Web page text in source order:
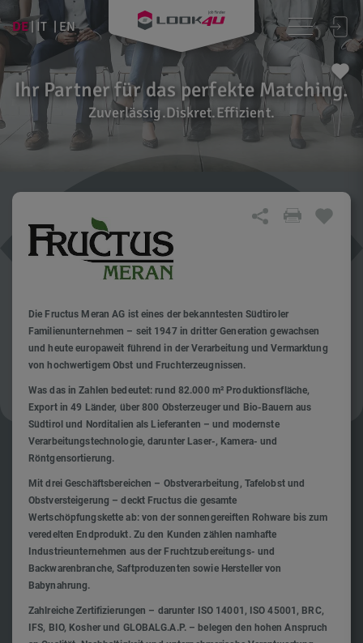
DE IT EN
Ihr Partner für das perfekte Matching.
Zuverlässig.Diskret.Effizient.
Die Fructus Meran AG ist eines der bekanntesten Südtiroler
Familienunternehmen – seit 1947 in dritter Generation gewachsen
und heute europaweit führend in der Verarbeitung und Vermarktung
von hochwertigem Obst und Fruchterzeugnissen.
Was das in Zahlen bedeutet: rund 82.000 m² Produktionsfläche,
Export in 49 Länder, über 800 Obsterzeuger und Bio-Bauern aus
Südtirol und Norditalien als Lieferanten – und modernste
Verarbeitungstechnologie, darunter Laser-, Kamera- und
Röntgensortierung.
Mit drei Geschäftsbereichen – Obstverarbeitung, Tafelobst und
Obstversteigerung – deckt Fructus die gesamte
Wertschöpfungskette ab: von der sonnengereiften Rohware bis zum
veredelten Endprodukt. Zu den Kunden zählen namhafte
Industrieunternehmen aus der Fruchtzubereitungs- und
Backwarenbranche, Saftproduzenten sowie Hersteller von
Babynahrung.
Zahlreiche Zertifizierungen – darunter ISO 14001, ISO 45001, BRC,
IFS, BIO, Kosher und GLOBALG.A.P. – belegen den hohen Anspruch